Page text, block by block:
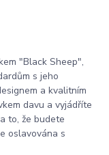
"Black Sheep",
s jeho
a kvalitním
davu a vyjádříte
to, že budete
oslavována s